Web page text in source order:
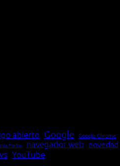
abierto Google Google Chrome
Firefox navegador web novedad
YouTube